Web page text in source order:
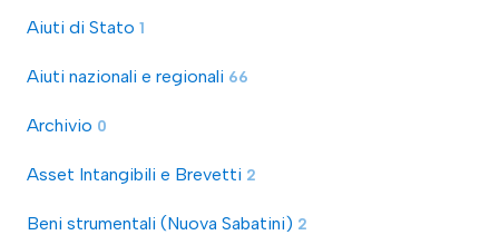
Aiuti di Stato 1
Aiuti nazionali e regionali 66
Archivio 0
Asset Intangibili e Brevetti 2
Beni strumentali (Nuova Sabatini) 2